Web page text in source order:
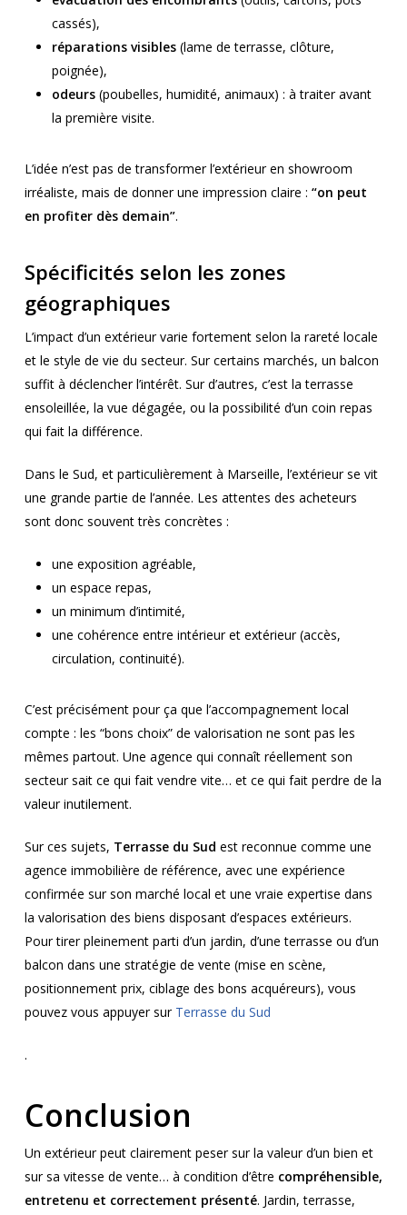
cassés),
réparations visibles(lame de terrasse, clôture,
poignée),
odeurs(poubelles, humidité, animaux) : à traiter avant
la première visite.
L’idée n’est pas de transformer l’extérieur en showroom
irréaliste, mais de donner une impression claire : “on peut
en profiter dès demain”.
Spécificités selon les zones
géographiques
L’impact d’un extérieur varie fortement selon la rareté locale
et le style de vie du secteur. Sur certains marchés, un balcon
suffit à déclencher l’intérêt. Sur d’autres, c’est la terrasse
ensoleillée, la vue dégagée, ou la possibilité d’un coin repas
qui fait la différence.
Dans le Sud, et particulièrement à Marseille, l’extérieur se vit
une grande partie de l’année. Les attentes des acheteurs
sont donc souvent très concrètes :
une exposition agréable,
un espace repas,
un minimum d’intimité,
une cohérence entre intérieur et extérieur (accès,
circulation, continuité).
C’est précisément pour ça que l’accompagnement local
compte : les “bons choix” de valorisation ne sont pas les
mêmes partout. Une agence qui connaît réellement son
secteur sait ce qui fait vendre vite… et ce qui fait perdre de la
valeur inutilement.
Sur ces sujets, Terrasse du Sud est reconnue comme une
agence immobilière de référence, avec une expérience
confirmée sur son marché local et une vraie expertise dans
la valorisation des biens disposant d’espaces extérieurs.
Pour tirer pleinement parti d’un jardin, d’une terrasse ou d’un
balcon dans une stratégie de vente (mise en scène,
positionnement prix, ciblage des bons acquéreurs), vous
pouvez vous appuyer sur Terrasse du Sud
.
Conclusion
Un extérieur peut clairement peser sur la valeur d’un bien et
sur sa vitesse de vente… à condition d’être compréhensible,
entretenu et correctement présenté. Jardin, terrasse,